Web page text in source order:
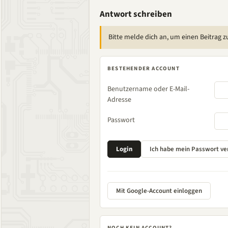
Antwort schreiben
Bitte melde dich an, um einen Beitrag
BESTEHENDER ACCOUNT
Benutzername oder E-Mail-
Adresse
Passwort
Mit Google-Account einloggen